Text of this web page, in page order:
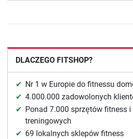
DLACZEGO FITSHOP?
Nr 1 w Europie do fitnessu
4.000.000 zadowolonych
Ponad 7.000 sprzętów fitness
treningowych
69 lokalnych sklepów fitness